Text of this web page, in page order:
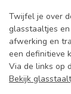
Twijfel je over
glasstaaltjes
afwerking en
een definitieve
Via de links op
Bekijk